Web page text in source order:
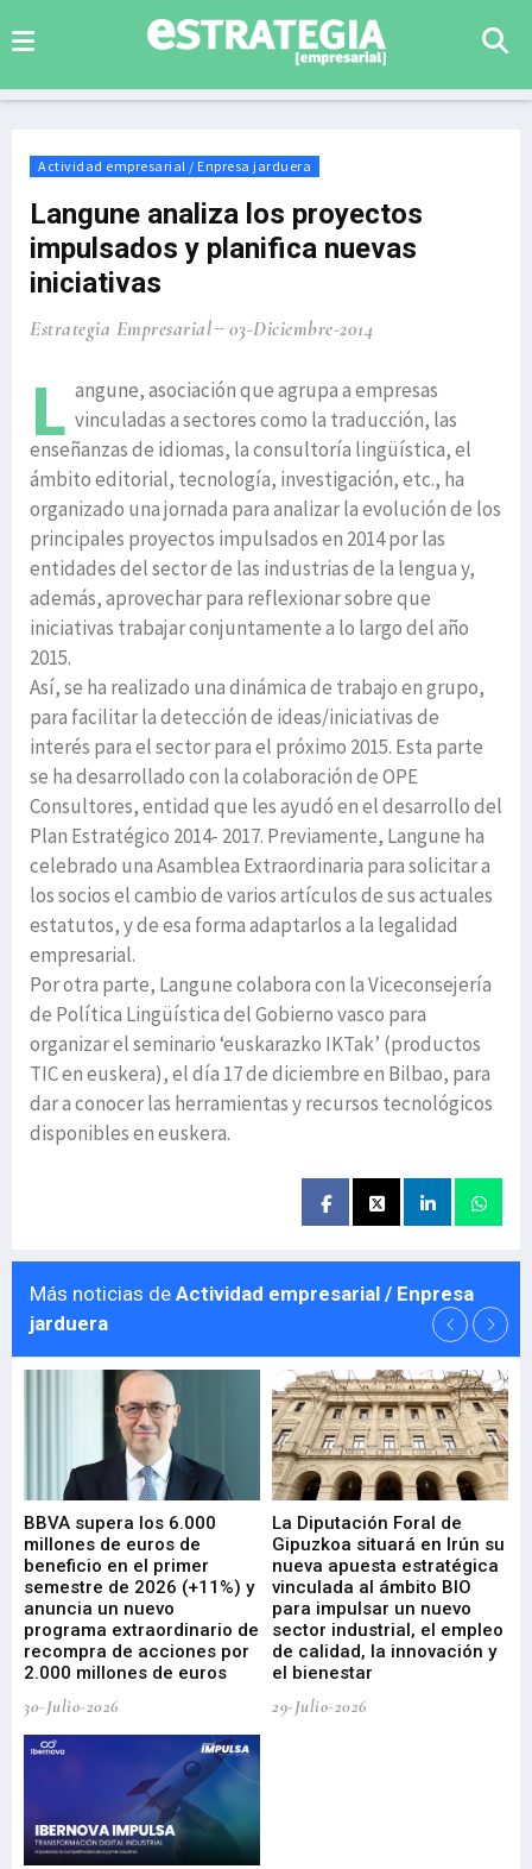
Actividad empresarial / Enpresa jarduera
Langune analiza los proyectos
impulsados y planifica nuevas
iniciativas
Estrategia Empresarial 03-Diciembre-2014
L angune, asociación que agrupa a empresas
vinculadas a sectores como la traducción, las
enseñanzas de idiomas, la consultoría lingüística, el
ámbito editorial, tecnología, investigación, etc., ha
organizado una jornada para analizar la evolución de los
principales proyectos impulsados en 2014 por las
entidades del sector de las industrias de la lengua y,
además, aprovechar para reflexionar sobre que
iniciativas trabajar conjuntamente a lo largo del año
2015.
Así, se ha realizado una dinámica de trabajo en grupo,
para facilitar la detección de ideas/iniciativas de
interés para el sector para el próximo 2015. Esta parte
se ha desarrollado con la colaboración de OPE
Consultores, entidad que les ayudó en el desarrollo del
Plan Estratégico 2014- 2017. Previamente, Langune ha
celebrado una Asamblea Extraordinaria para solicitar a
los socios el cambio de varios artículos de sus actuales
estatutos, y de esa forma adaptarlos a la legalidad
empresarial.
Por otra parte, Langune colabora con la Viceconsejería
de Política Lingüística del Gobierno vasco para
organizar el seminario ‘euskarazko IKTak’ (productos
TIC en euskera), el día 17 de diciembre en Bilbao, para
dar a conocer las herramientas y recursos tecnológicos
disponibles en euskera.
Más noticias de Actividad empresarial / Enpresa
jarduera
BBVA supera los 6.000
millones de euros de
beneficio en el primer
semestre de 2026 (+11%) y
anuncia un nuevo
programa extraordinario de
recompra de acciones por
2.000 millones de euros
30-Julio-2026
La Diputación Foral de
Gipuzkoa situará en Irún su
nueva apuesta estratégica
vinculada al ámbito BIO
para impulsar un nuevo
sector industrial, el empleo
de calidad, la innovación y
el bienestar
29-Julio-2026